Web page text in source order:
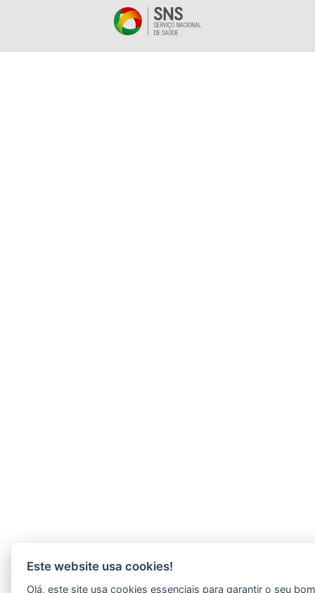
Este website usa cookies!
Olá, este site usa cookies essenciais para garantir o seu